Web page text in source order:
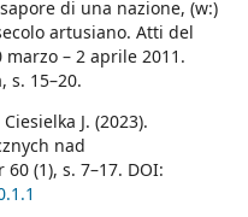
di una nazione, (w:)
artusiano. Atti del
– 2 aprile 2011.
s. 15–20.
J. (2023).
nad
(1), s. 7–17. DOI: